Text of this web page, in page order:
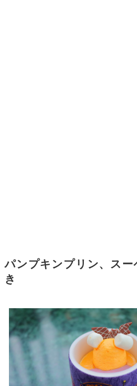
パンプキンプリン、ス
き